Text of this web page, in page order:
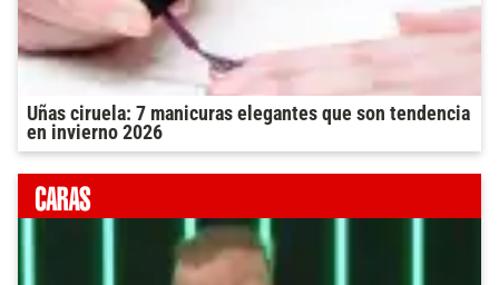
Uñas ciruela: 7 manicuras elegantes que son tendencia
en invierno 2026